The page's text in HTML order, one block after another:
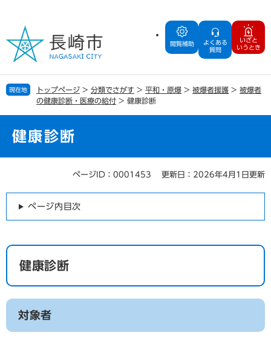
の
で
す
ー
ば
し
閲覧補助
よくある
質問
いざと
いうとき
現在地 トップページ > 分類でさがす > 平和・原爆 > 被爆者援護 > 被爆者
の健康診断・医療の給付 > 健康診断
健康診断
ページID：0001453 更新日：2026年4月1日更新
ページ内目次
健康診断
対象者